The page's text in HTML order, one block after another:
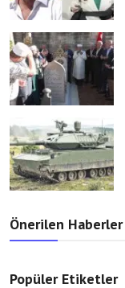
Önerilen Haberler
Popüler Etiketler